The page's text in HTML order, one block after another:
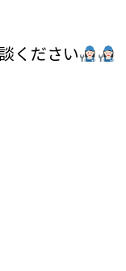
ください